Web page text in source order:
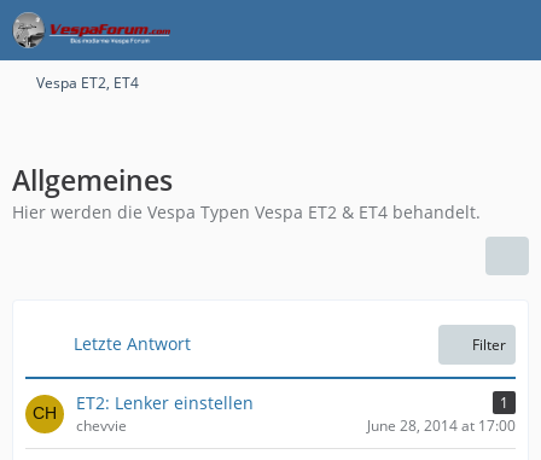
Vespa ET2, ET4
Allgemeines
Hier werden die Vespa Typen Vespa ET2 & ET4 behandelt.
Letzte Antwort Filter
ET2: Lenker einstellen
1
chevvie
June 28, 2014 at 17:00